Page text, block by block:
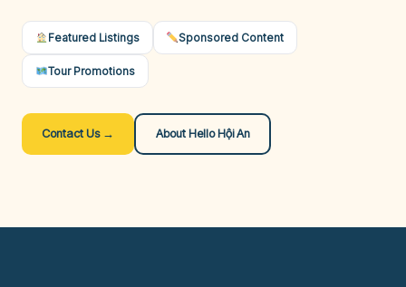
Featured Listings Sponsored Content
Tour Promotions
Contact Us → About Hello Hội An